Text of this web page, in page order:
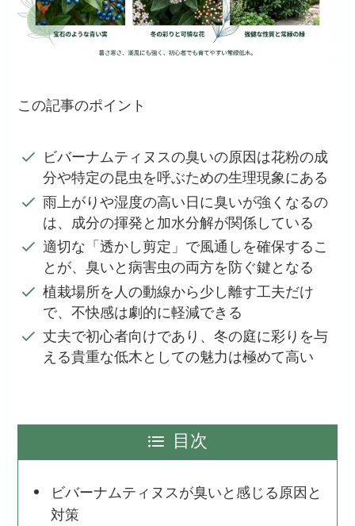
この記事のポイント
ビバーナムティヌスの臭いの原因は花粉の成
分や特定の昆虫を呼ぶための生理現象にある
雨上がりや湿度の高い日に臭いが強くなるの
は、成分の揮発と加水分解が関係している
適切な「透かし剪定」で風通しを確保するこ
とが、臭いと病害虫の両方を防ぐ鍵となる
植栽場所を人の動線から少し離す工夫だけ
で、不快感は劇的に軽減できる
丈夫で初心者向けであり、冬の庭に彩りを与
える貴重な低木としての魅力は極めて高い
目次
ビバーナムティヌスが臭いと感じる原因と
対策